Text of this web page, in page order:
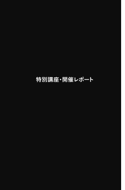
特別講座・開催レポート